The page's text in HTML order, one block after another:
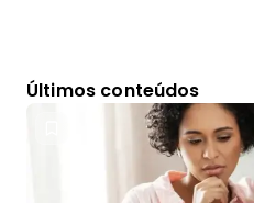
Últimos conteúdos